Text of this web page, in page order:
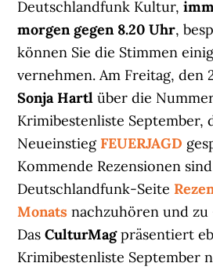
Deutschlandfunk Kultur,
morgen gegen 8.20 Uhr,
können Sie die Stimmen
vernehmen. Am Freitag, den
Sonja Hartl über die
Krimibestenliste September,
Neueinstieg FEUERJAGD
Kommende Rezensionen
Deutschlandfunk-Seite
Monats nachzuhören und zu
DasCulturMagpräsentiert
Krimibestenliste September